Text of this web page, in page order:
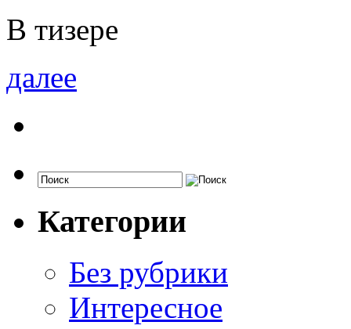
В тизере
далее
Категории
Без рубрики
Интересное